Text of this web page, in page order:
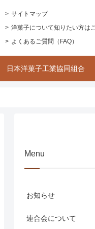
サイトマップ
洋菓子について知りたい方は
よくあるご質問（FAQ）
日本洋菓子工業協同組合
Menu
お知らせ
連合会について